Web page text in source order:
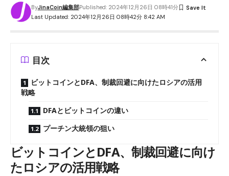
Last Updated: 2024年12月26日 08時42分 8:42 AM
ByJinaCoin編集部Published: 2024年12月26日 08時41分
目次
ビットコインとDFA、制裁回避に向けたロシアの活用
戦略
DFAとビットコインの違い
プーチン大統領の狙い
ビットコインとDFA、制裁回避に向け
たロシアの活用戦略